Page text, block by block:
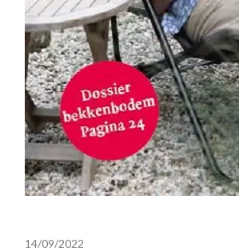
14/09/2022